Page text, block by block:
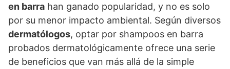
en barra han ganado popularidad, y no es solo
por su menor impacto ambiental. Según diversos
dermatólogos, optar por shampoos en barra
probados dermatológicamente ofrece una serie
de beneficios que van más allá de la simple